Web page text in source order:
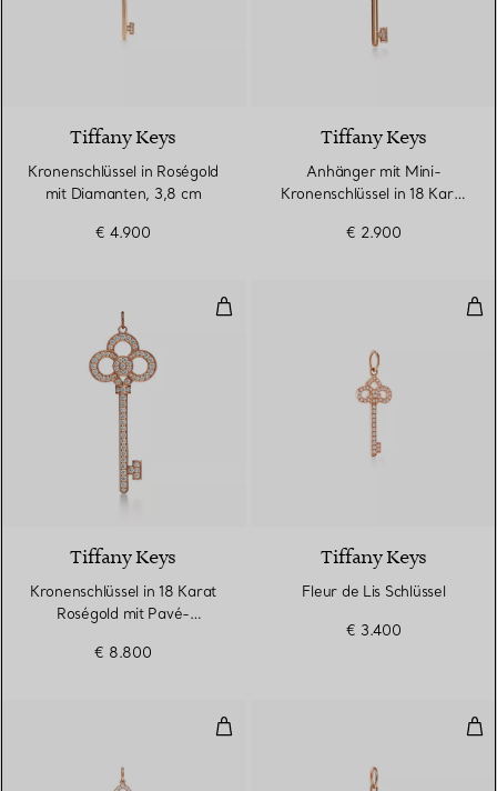
Tiffany Keys
Kronenschlüssel in Roségold
mit Diamanten, 3,8 cm
€ 4.900
Tiffany Keys
Anhänger mit Mini-
Kronenschlüssel in 18 Karat
€ 2.900
Kronenschlüssel in 18 Karat
Tiffany Keys
Kronenschlüssel in 18 Karat
Roségold mit Pavé-
€ 8.800
Tiffany Keys
Fleur de Lis Schlüssel
€ 3.400
Fleur de Lis-Schlüsselanhänger